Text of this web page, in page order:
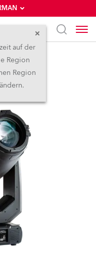
auf der
Region
Region